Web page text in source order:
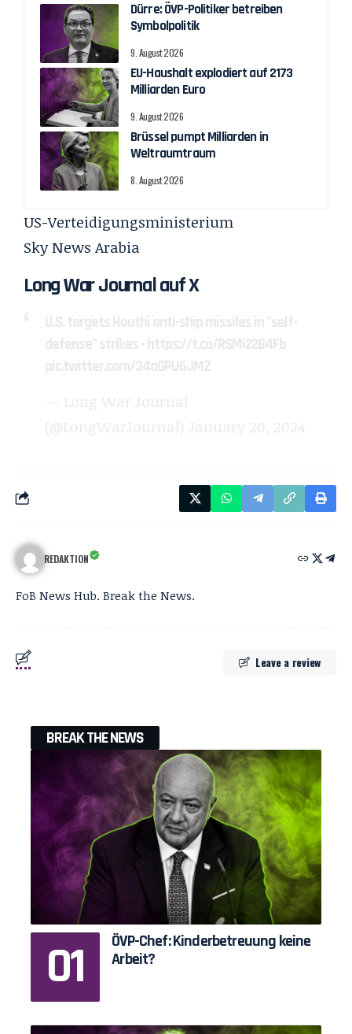
Dürre: ÖVP-Politiker betreiben
Symbolpolitik
9. August 2026
EU-Haushalt explodiert auf 2173
Milliarden Euro
9. August 2026
Brüssel pumpt Milliarden in
Weltraumtraum
8. August 2026
US-Verteidigungsministerium
Sky News Arabia
Long War Journal auf X
U.S. targets Houthi anti-ship missiles in "self-
defense" strikes -https://t.co/RSMi22B4Fb
pic.twitter.com/34aGPU6JMZ
— Long War Journal
(@LongWarJournal) January 20, 2024
REDAKTION
FoB News Hub. Break the News.
Leave a review
BREAK THE NEWS
ÖVP-Chef: Kinderbetreuung keine
Arbeit?